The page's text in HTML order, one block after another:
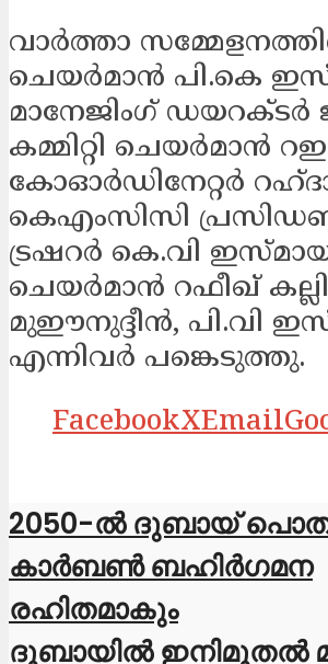
വാര്‍ത്താ
ചെയര്‍മാന്‍ പി.കെ
മാനേജിംഗ് ഡയറക്ടര്‍
കമ്മിറ്റി ചെയര്‍മാന്‍
കോഓര്‍ഡിനേറ്റര്‍
കെഎംസിസി
ട്രഷറര്‍ കെ.വി
ചെയര്‍മാന്‍ റഫീഖ്
മുഈനുദ്ദീന്‍, പി.വി
എന്നിവര്‍ പങ്കെടുത്തു.
FacebookXEmail
2050-ൽ ദുബായ്
കാർബൺ ബഹിർഗമന
രഹിതമാകും
ദുബായിൽ ഇനിമുതൽ